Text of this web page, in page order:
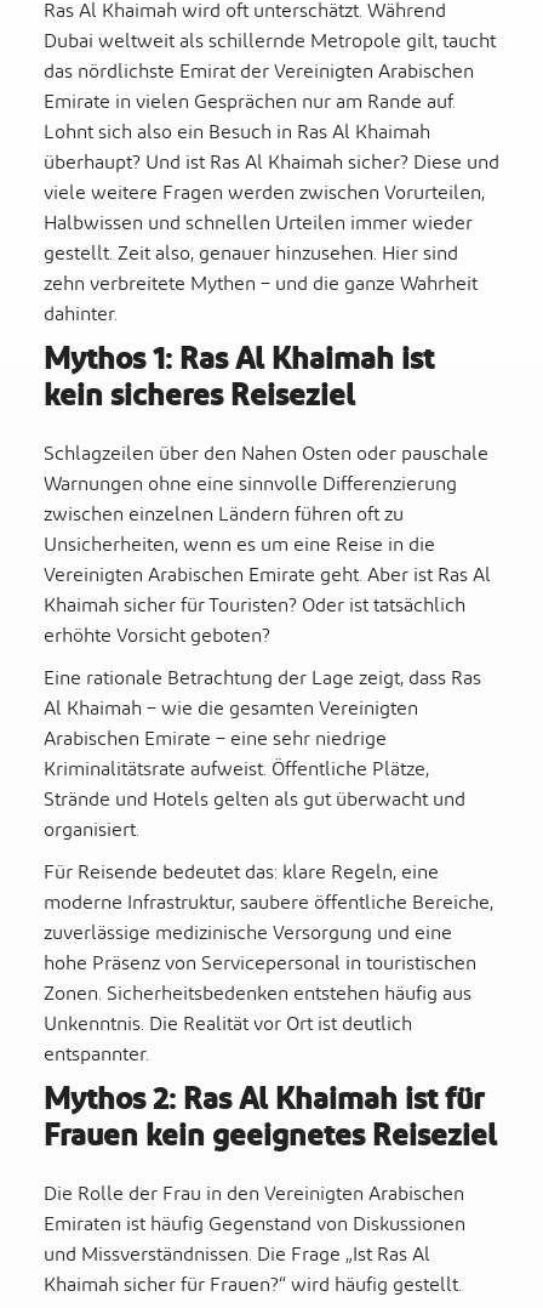
Ras Al Khaimah wird oft unterschätzt. Während
Dubai weltweit als schillernde Metropole gilt, taucht
das nördlichste Emirat der Vereinigten Arabischen
Emirate in vielen Gesprächen nur am Rande auf.
Lohnt sich also ein Besuch in Ras Al Khaimah
überhaupt? Und ist Ras Al Khaimah sicher? Diese und
viele weitere Fragen werden zwischen Vorurteilen,
Halbwissen und schnellen Urteilen immer wieder
gestellt. Zeit also, genauer hinzusehen. Hier sind
zehn verbreitete Mythen – und die ganze Wahrheit
dahinter.
Mythos 1: Ras Al Khaimah ist
kein sicheres Reiseziel
Schlagzeilen über den Nahen Osten oder pauschale
Warnungen ohne eine sinnvolle Differenzierung
zwischen einzelnen Ländern führen oft zu
Unsicherheiten, wenn es um eine Reise in die
Vereinigten Arabischen Emirate geht. Aber ist Ras Al
Khaimah sicher für Touristen? Oder ist tatsächlich
erhöhte Vorsicht geboten?
Eine rationale Betrachtung der Lage zeigt, dass Ras
Al Khaimah – wie die gesamten Vereinigten
Arabischen Emirate – eine sehr niedrige
Kriminalitätsrate aufweist. Öffentliche Plätze,
Strände und Hotels gelten als gut überwacht und
organisiert.
Für Reisende bedeutet das: klare Regeln, eine
moderne Infrastruktur, saubere öffentliche Bereiche,
zuverlässige medizinische Versorgung und eine
hohe Präsenz von Servicepersonal in touristischen
Zonen. Sicherheitsbedenken entstehen häufig aus
Unkenntnis. Die Realität vor Ort ist deutlich
entspannter.
Mythos 2: Ras Al Khaimah ist für
Frauen kein geeignetes Reiseziel
Die Rolle der Frau in den Vereinigten Arabischen
Emiraten ist häufig Gegenstand von Diskussionen
und Missverständnissen. Die Frage „Ist Ras Al
Khaimah sicher für Frauen?“ wird häufig gestellt.